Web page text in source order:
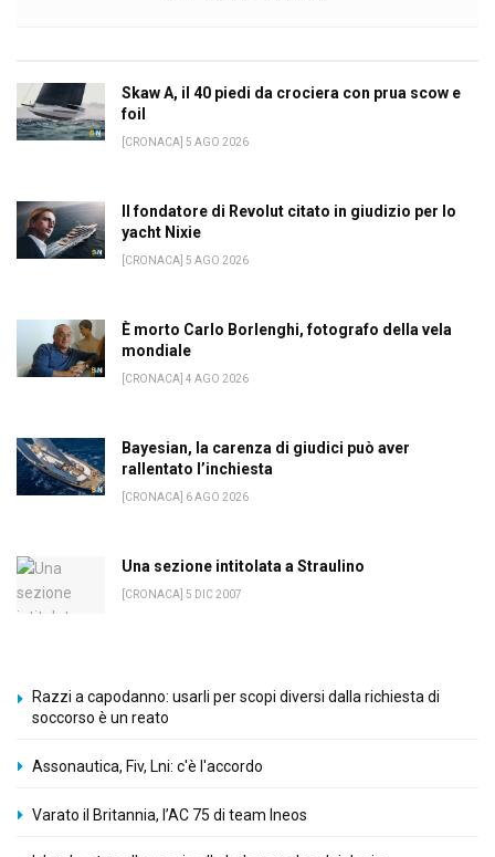
Skaw A, il 40 piedi da crociera con prua scow e
foil
[CRONACA] 5 AGO 2026
Il fondatore di Revolut citato in giudizio per lo
yacht Nixie
[CRONACA] 5 AGO 2026
È morto Carlo Borlenghi, fotografo della vela
mondiale
[CRONACA] 4 AGO 2026
Bayesian, la carenza di giudici può aver
rallentato l’inchiesta
[CRONACA] 6 AGO 2026
Una sezione intitolata a Straulino
[CRONACA] 5 DIC 2007
Razzi a capodanno: usarli per scopi diversi dalla richiesta di
soccorso è un reato
Assonautica, Fiv, Lni: c'è l'accordo
Varato il Britannia, l’AC 75 di team Ineos